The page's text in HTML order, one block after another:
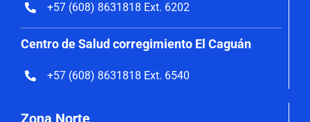
+57 (608) 8631818 Ext. 6202
Centro de Salud corregimiento El Caguán
+57 (608) 8631818 Ext. 6540
Zona Norte